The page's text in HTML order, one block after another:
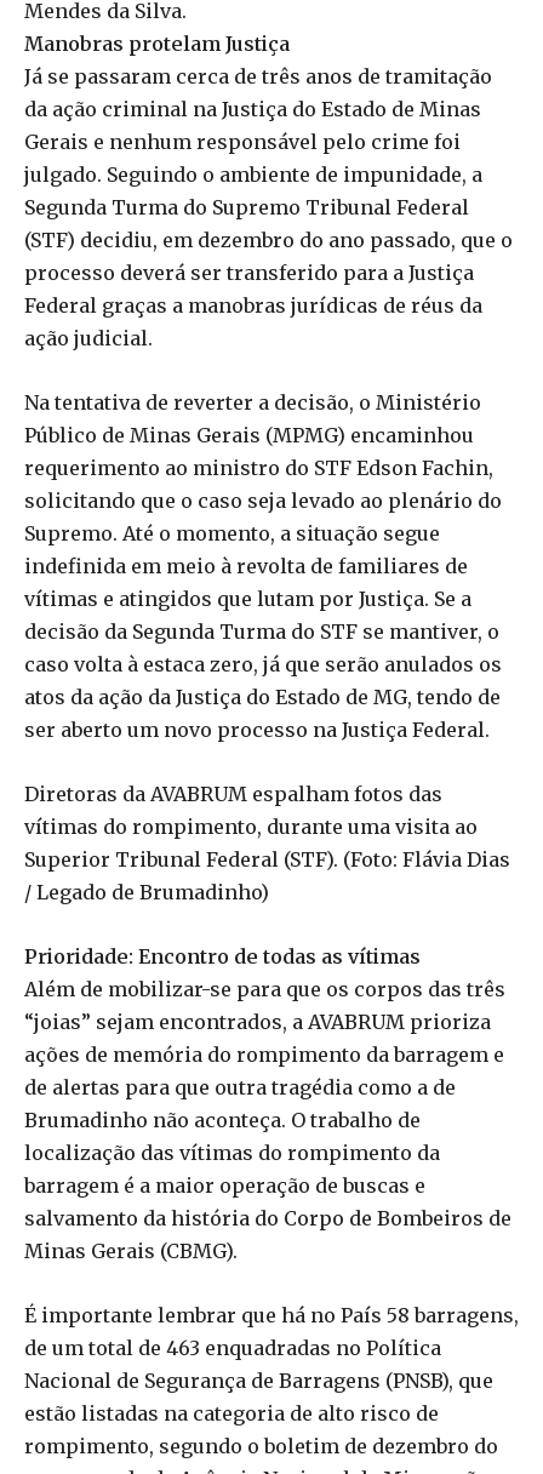
Mendes da Silva.
Manobras protelam Justiça
Já se passaram cerca de três anos de tramitação
da ação criminal na Justiça do Estado de Minas
Gerais e nenhum responsável pelo crime foi
julgado. Seguindo o ambiente de impunidade, a
Segunda Turma do Supremo Tribunal Federal
(STF) decidiu, em dezembro do ano passado, que o
processo deverá ser transferido para a Justiça
Federal graças a manobras jurídicas de réus da
ação judicial.
Na tentativa de reverter a decisão, o Ministério
Público de Minas Gerais (MPMG) encaminhou
requerimento ao ministro do STF Edson Fachin,
solicitando que o caso seja levado ao plenário do
Supremo. Até o momento, a situação segue
indefinida em meio à revolta de familiares de
vítimas e atingidos que lutam por Justiça. Se a
decisão da Segunda Turma do STF se mantiver, o
caso volta à estaca zero, já que serão anulados os
atos da ação da Justiça do Estado de MG, tendo de
ser aberto um novo processo na Justiça Federal.
Diretoras da AVABRUM espalham fotos das
vítimas do rompimento, durante uma visita ao
Superior Tribunal Federal (STF). (Foto: Flávia Dias
/ Legado de Brumadinho)
Prioridade: Encontro de todas as vítimas
Além de mobilizar-se para que os corpos das três
“joias” sejam encontrados, a AVABRUM prioriza
ações de memória do rompimento da barragem e
de alertas para que outra tragédia como a de
Brumadinho não aconteça. O trabalho de
localização das vítimas do rompimento da
barragem é a maior operação de buscas e
salvamento da história do Corpo de Bombeiros de
Minas Gerais (CBMG).
É importante lembrar que há no País 58 barragens,
de um total de 463 enquadradas no Política
Nacional de Segurança de Barragens (PNSB), que
estão listadas na categoria de alto risco de
rompimento, segundo o boletim de dezembro do